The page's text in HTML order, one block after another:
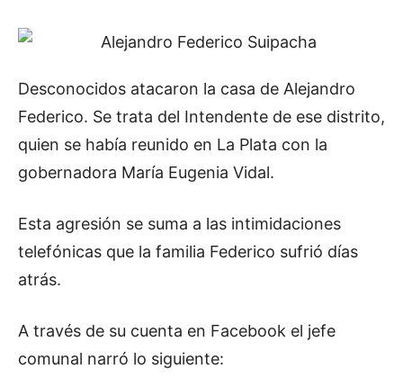
Desconocidos atacaron la casa de Alejandro
Federico. Se trata del Intendente de ese distrito,
quien se había reunido en La Plata con la
gobernadora María Eugenia Vidal.
Esta agresión se suma a las intimidaciones
telefónicas que la familia Federico sufrió días
atrás.
A través de su cuenta en Facebook el jefe
comunal narró lo siguiente: